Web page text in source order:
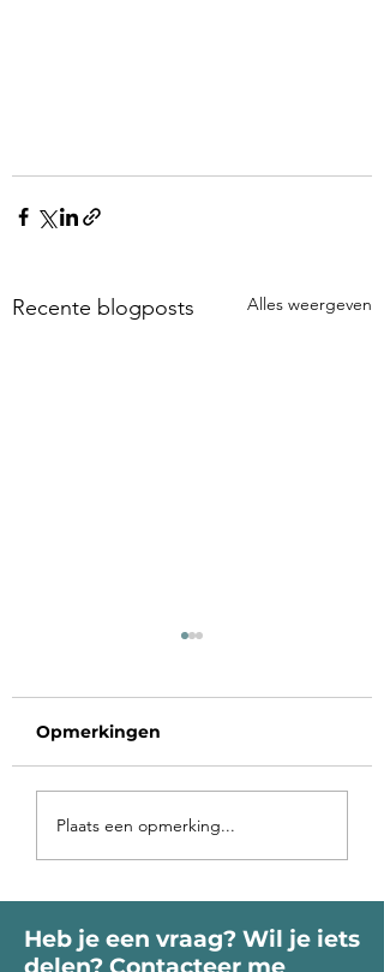
Recente blogposts Alles weergeven
Voorbij de poort
roept je Ziel
Opmerkingen
Plaats een opmerking...
Heb je een vraag? Wil je iets